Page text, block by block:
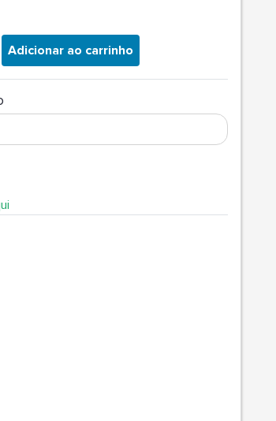
Adicionar ao carrinho